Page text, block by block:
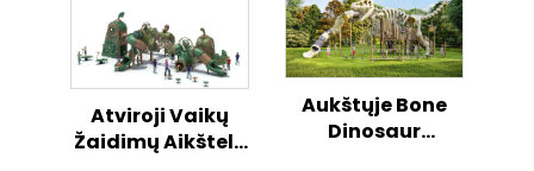
Atviroji Vaikų
Žaidimų Aikštelė
Aukštųje Bone
Dinosaur